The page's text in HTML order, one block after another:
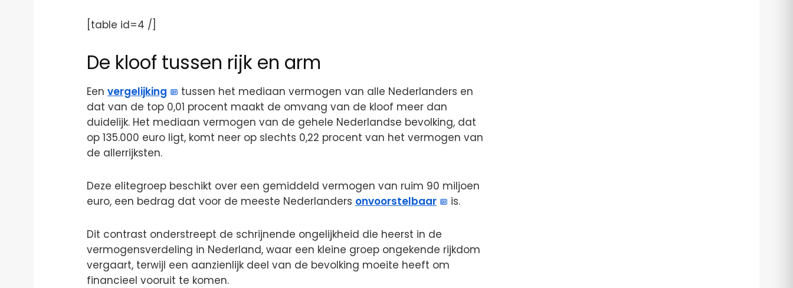
[table id=4 /]
De kloof tussen rijk en arm
Een vergelijking
tussen het mediaan vermogen van alle Nederlanders en
dat van de top 0,01 procent maakt de omvang van de kloof meer dan
duidelijk. Het mediaan vermogen van de gehele Nederlandse bevolking, dat
op 135.000 euro ligt, komt neer op slechts 0,22 procent van het vermogen van
de allerrijksten.
Deze elitegroep beschikt over een gemiddeld vermogen van ruim 90 miljoen
euro, een bedrag dat voor de meeste Nederlanders onvoorstelbaar is.
Dit contrast onderstreept de schrijnende ongelijkheid die heerst in de
vermogensverdeling in Nederland, waar een kleine groep ongekende rijkdom
vergaart, terwijl een aanzienlijk deel van de bevolking moeite heeft om
financieel vooruit te komen.